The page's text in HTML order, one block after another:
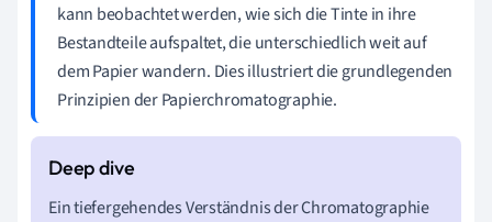
kann beobachtet werden, wie sich die Tinte in ihre
Bestandteile aufspaltet, die unterschiedlich weit auf
dem Papier wandern. Dies illustriert die grundlegenden
Prinzipien der Papierchromatographie.
Ein tiefergehendes Verständnis der Chromatographie